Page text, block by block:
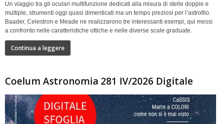
Un viaggio tra gli oculari multifunzione dedicati alla misura di stelle doppie e
multiple, strumenti oggi quasi dimenticati ma un tempo preziosi per l’astrofilo.
Baader, Celestron e Meade ne realizzarono tre interessanti esempi, qui messi
a confronto nelle caratteristiche ottiche e nelle diverse scale graduate.
Continua a leggere
Coelum Astronomia 281 IV/2026 Digitale